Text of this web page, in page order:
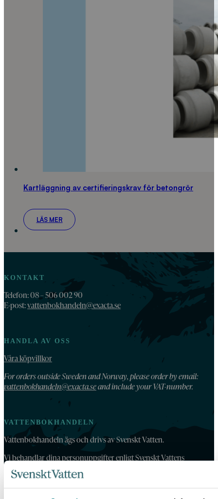
Kartläggning av certifieringskrav för betongrör
LÄS MER
KONTAKT
Telefon: 08 – 506 002 90
E-post:vattenbokhandeln@exacta.se
HANDLA AV OSS
Våra köpvillkor
For orders outside Sweden and Norway, please order by email:
vattenbokhandeln@exacta.seand include your VAT-number.
VATTENBOKHANDELN
Vattenbokhandeln ägs och drivs av Svenskt Vatten.
Vi behandlar dina personuppgifter enligt Svenskt Vattens
dataskyddspolicy.
Tillgänglighetsredogörelse